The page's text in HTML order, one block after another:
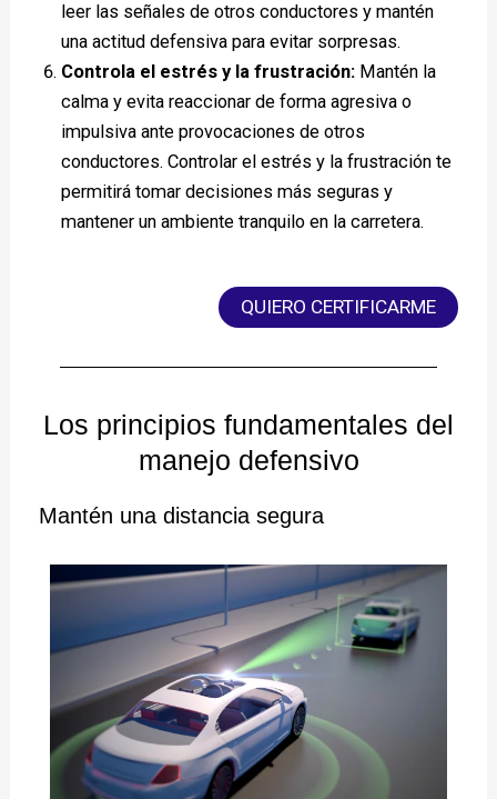
leer las señales de otros conductores y mantén
una actitud defensiva para evitar sorpresas.
Controla el estrés y la frustración: Mantén la
calma y evita reaccionar de forma agresiva o
impulsiva ante provocaciones de otros
conductores. Controlar el estrés y la frustración te
permitirá tomar decisiones más seguras y
mantener un ambiente tranquilo en la carretera.
QUIERO CERTIFICARME
Los principios fundamentales del
manejo defensivo
Mantén una distancia segura